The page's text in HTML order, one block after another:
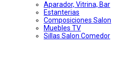
Aparador, Vitrina, Bar
Estanterias
Composiciones Salon
Muebles TV
Sillas Salon Comedor